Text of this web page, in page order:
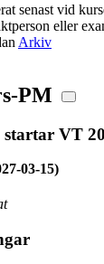
senast vid
eller
Arkiv
PM
VT
03-15)